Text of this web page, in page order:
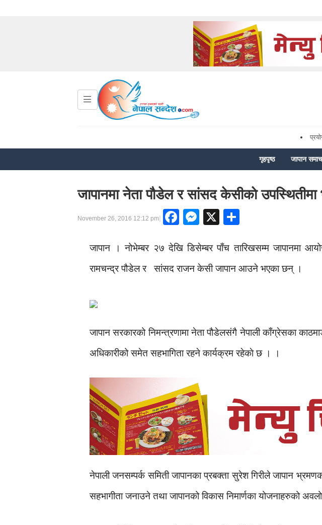
गृहपृष्ठ जापान
जापानमा नेता पौडेल र सांसद केसीकाे
November 26, 2016 12:12 pm| Facebook
Messenger
X
जापान । नोभेम्बर २७ देखि डिसेम्बर पाँच तारिखसम्म जापानमा
रामचन्द्र पौडेल र सांसद राजन केसी जापान आउने भएका छन् ।
जापान सरकारको निमन्त्रणामा नेता पौडेलसंगै नेपाली काँग्रेसका
अधिकारीको समेत सहभागिता रहने कार्यक्रम रहेकाे छ । ।
नेपाली जनसम्पर्क समिती जापानका प्रबक्ता सुरेश गिरीले जापान
सहभागीता जनाउने तथा जापानको विकास निमार्णका योजनाहरुको